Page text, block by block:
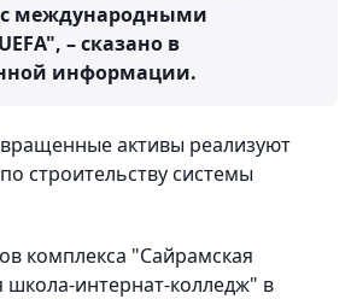
с международными
– сказано в
информации.
активы реализуют
строительству системы
комплекса "Сайрамская
школа-интернат-колледж" в